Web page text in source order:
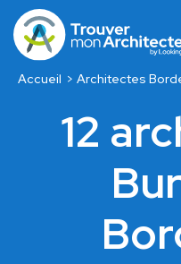
Accueil Architectes
12